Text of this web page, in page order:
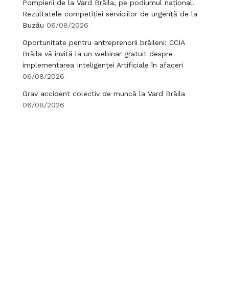
Pompierii de la Vard Brăila, pe podiumul național!
Rezultatele competiției serviciilor de urgență de la
Buzău 06/08/2026
Oportunitate pentru antreprenorii brăileni: CCIA
Brăila vă invită la un webinar gratuit despre
implementarea Inteligenței Artificiale în afaceri
06/08/2026
Grav accident colectiv de muncă la Vard Brăila
06/08/2026